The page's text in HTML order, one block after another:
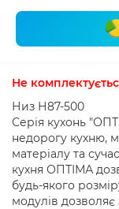
Не
Низ Н87-500
Серія кухонь
недорогу кухню,
матеріалу та
кухня ОПТІМА
будь-якого
модулів дозволяє